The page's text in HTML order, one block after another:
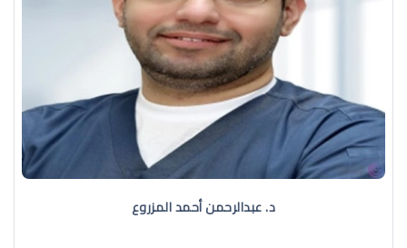
د. عبدالرحمن أحمد المزروع